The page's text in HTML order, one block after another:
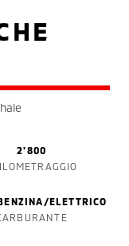
2'800
ELETTRICO